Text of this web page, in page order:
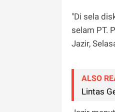
"Di sela
selam PT.
Jazir,
ALSO
Lintas